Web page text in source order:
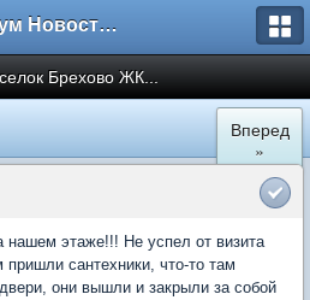
Форум Новостройки
Брехово ЖК...
Вперед
»
нашем этаже!!! Не успел от визита
сантехники, что-то там
они вышли и закрыли за собой